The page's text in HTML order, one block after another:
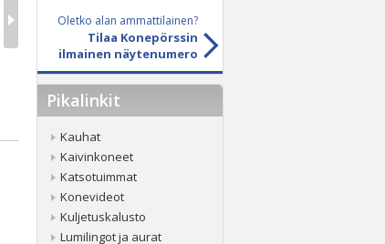
Oletko alan ammattilainen?
Tilaa Konepörssin
ilmainen näytenumero
Pikalinkit
Kauhat
Kaivinkoneet
Katsotuimmat
Konevideot
Kuljetuskalusto
Lumilingot ja aurat